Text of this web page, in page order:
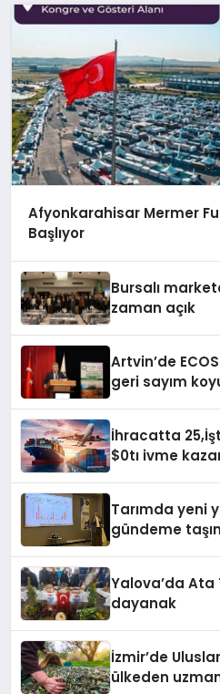
Afyonkarahisar Mermer
Başlıyor
Bursalı
zaman açık
Artvin’de
geri sayım
İhracatta
$0tı ivme
Tarımda yeni
gündeme
Yalova’da
dayanak
İzmir’de
ülkeden